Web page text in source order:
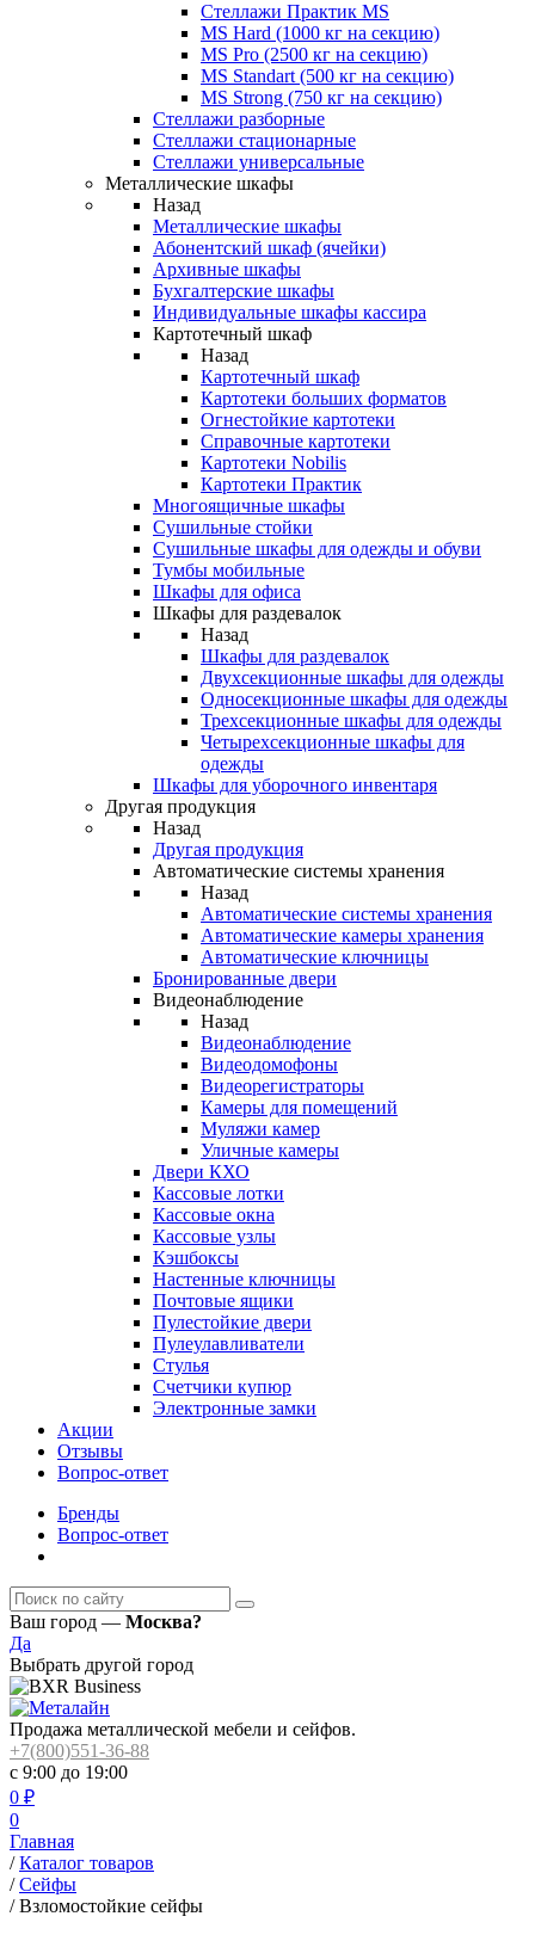
Стеллажи Практик MS
MS Hard (1000 кг на секцию)
MS Pro (2500 кг на секцию)
MS Standart (500 кг на секцию)
MS Strong (750 кг на секцию)
Стеллажи разборные
Стеллажи стационарные
Стеллажи универсальные
Металлические шкафы
Назад
Металлические шкафы
Абонентский шкаф (ячейки)
Архивные шкафы
Бухгалтерские шкафы
Индивидуальные шкафы кассира
Картотечный шкаф
Назад
Картотечный шкаф
Картотеки больших форматов
Огнестойкие картотеки
Справочные картотеки
Картотеки Nobilis
Картотеки Практик
Многоящичные шкафы
Сушильные стойки
Сушильные шкафы для одежды и обуви
Тумбы мобильные
Шкафы для офиса
Шкафы для раздевалок
Назад
Шкафы для раздевалок
Двухсекционные шкафы для одежды
Односекционные шкафы для одежды
Трехсекционные шкафы для одежды
Четырехсекционные шкафы для
одежды
Шкафы для уборочного инвентаря
Другая продукция
Назад
Другая продукция
Автоматические системы хранения
Назад
Автоматические системы хранения
Автоматические камеры хранения
Автоматические ключницы
Бронированные двери
Видеонаблюдение
Назад
Видеонаблюдение
Видеодомофоны
Видеорегистраторы
Камеры для помещений
Муляжи камер
Уличные камеры
Двери КХО
Кассовые лотки
Кассовые окна
Кассовые узлы
Кэшбоксы
Настенные ключницы
Почтовые ящики
Пулестойкие двери
Пулеулавливатели
Стулья
Счетчики купюр
Электронные замки
Акции
Отзывы
Вопрос-ответ
Бренды
Вопрос-ответ
Ваш город — Москва?
Да
Выбрать другой город
Продажа металлической мебели и сейфов.
+7(800)551-36-88
с 9:00 до 19:00
0 ₽
0
Главная
/ Каталог товаров
/ Сейфы
/ Взломостойкие сейфы